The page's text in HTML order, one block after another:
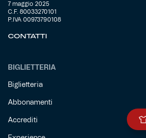
7 maggio 2025
C.F. 80033270101
P.IVA 00973790108
CONTATTI
BIGLIETTERIA
Biglietteria
Abbonamenti
Accrediti